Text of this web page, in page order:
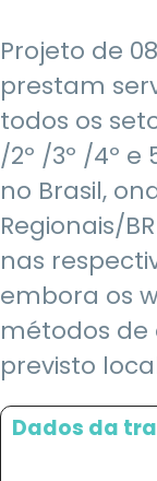
Projeto de
prestam
todos os
/2º /3º /4º e
no Brasil,
Regionais/
nas
embora os
métodos
previsto
Dados da